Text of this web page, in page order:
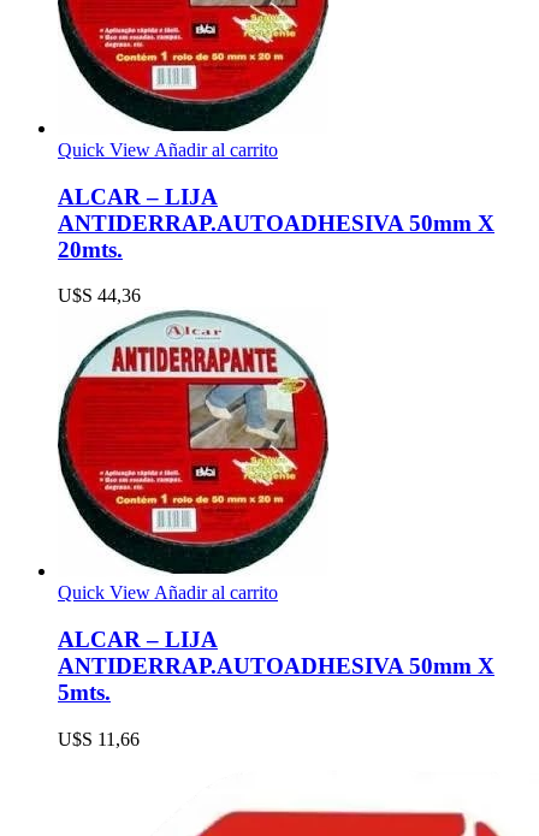
Quick View Añadir al carrito
ALCAR – LIJA
ANTIDERRAP.AUTOADHESIVA 50mm X
20mts.
U$S 44,36
Quick View Añadir al carrito
ALCAR – LIJA
ANTIDERRAP.AUTOADHESIVA 50mm X
5mts.
U$S 11,66